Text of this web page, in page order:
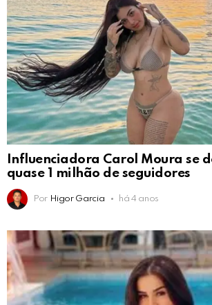
Influenciadora Carol Moura se
quase 1 milhão de seguidores
Por Higor Garcia há 4 anos